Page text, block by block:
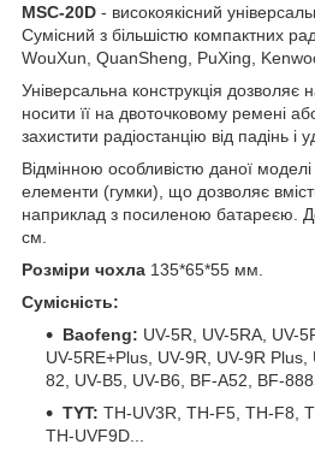
MSC-20D - високоякісний
Сумісний з більшістю компактних
WouXun, QuanSheng, PuXing,
Універсальна конструкція дозволяє
носити її на двоточковому ремені
захистити радіостанцію від падінь і
Відмінною особливістю даної моделі
елементи (гумки), що дозволяє
наприклад з посиленою батареєю.
см.
Розміри чохла 135*65*55 мм.
Сумісність:
Baofeng: UV-5R, UV-5RA, UV-
UV-5RE+Plus, UV-9R, UV-9R Plus,
82, UV-B5, UV-B6, BF-A52, BF-
TYT: TH-UV3R, TH-F5, TH-F8,
TH-UVF9D...